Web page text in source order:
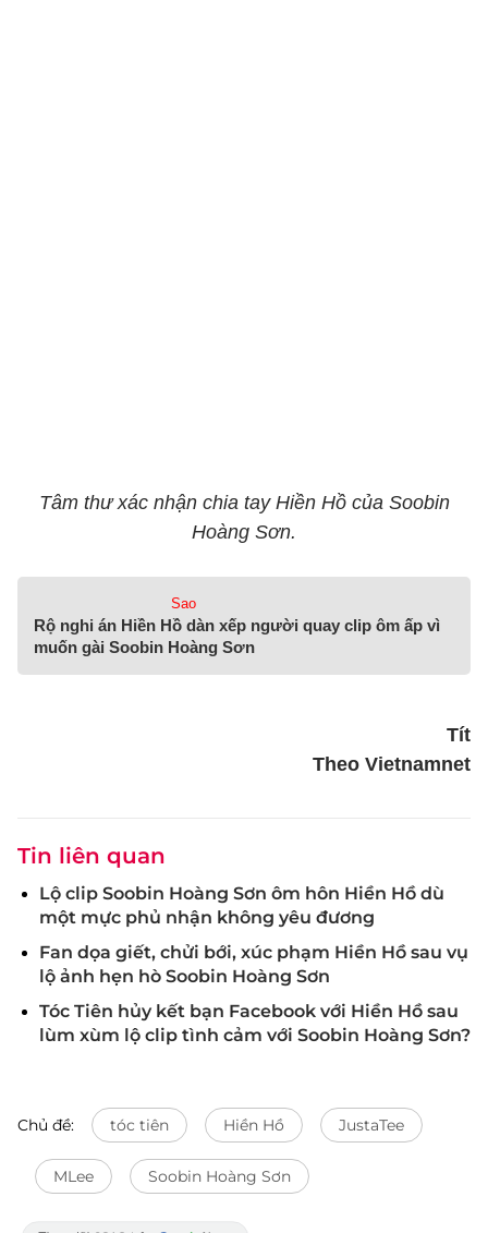
Tâm thư xác nhận chia tay Hiền Hồ của Soobin
Hoàng Sơn.
Sao
Rộ nghi án Hiền Hồ dàn xếp người quay clip ôm ấp vì
muốn gài Soobin Hoàng Sơn
Tít
Theo Vietnamnet
Tin liên quan
Lộ clip Soobin Hoàng Sơn ôm hôn Hiền Hồ dù
một mực phủ nhận không yêu đương
Fan dọa giết, chửi bới, xúc phạm Hiền Hồ sau vụ
lộ ảnh hẹn hò Soobin Hoàng Sơn
Tóc Tiên hủy kết bạn Facebook với Hiền Hồ sau
lùm xùm lộ clip tình cảm với Soobin Hoàng Sơn?
Chủ đề: tóc tiên Hiền Hồ JustaTee
MLee Soobin Hoàng Sơn